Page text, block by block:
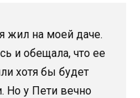
жил на моей даче.
и обещала, что ее
хотя бы будет
Но у Пети вечно